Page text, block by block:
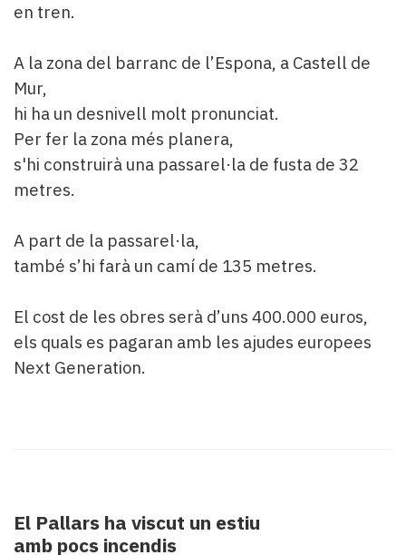
en tren.
A la zona del barranc de l’Espona, a Castell de
Mur,
hi ha un desnivell molt pronunciat.
Per fer la zona més planera,
s'hi construirà una passarel·la de fusta de 32
metres.
A part de la passarel·la,
també s’hi farà un camí de 135 metres.
El cost de les obres serà d’uns 400.000 euros,
els quals es pagaran amb les ajudes europees
Next Generation.
El Pallars ha viscut un estiu
amb pocs incendis